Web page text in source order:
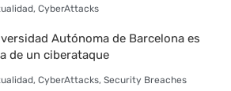
, CyberAttacks
Autónoma de Barcelona es
de un ciberataque
, CyberAttacks, Security Breaches